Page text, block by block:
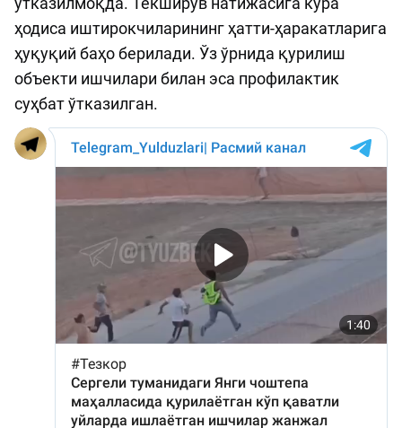
ҳодиса иштирокчиларининг ҳатти-ҳаракатларига
ҳуқуқий баҳо берилади. Ўз ўрнида қурилиш
объекти ишчилари билан эса профилактик
суҳбат ўтказилган.